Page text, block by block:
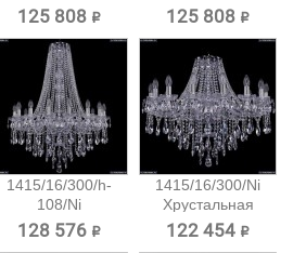
Хрустальная...
125 808 ₽
Хрустальная...
125 808 ₽
1415/16/300/h-
108/Ni
Хрустальная...
128 576 ₽
1415/16/300/Ni
Хрустальная
подвесная...
122 454 ₽